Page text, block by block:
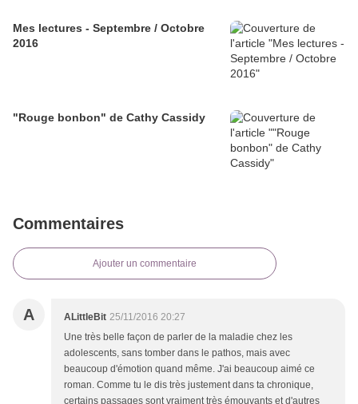
Mes lectures - Septembre / Octobre
2016
"Rouge bonbon" de Cathy Cassidy
Commentaires
Ajouter un commentaire
A ALittleBit 25/11/2016 20:27
Une très belle façon de parler de la maladie chez les
adolescents, sans tomber dans le pathos, mais avec
beaucoup d'émotion quand même. J'ai beaucoup aimé ce
roman. Comme tu le dis très justement dans ta chronique,
certains passages sont vraiment très émouvants et d'autres